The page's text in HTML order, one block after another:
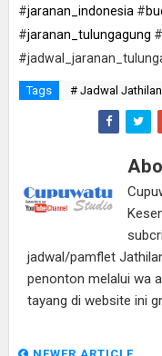
#jaranan_indonesia #
#jaranan_tulungagung
Tags # Jadwal
jadwal/pamflet
penonton melalui wa
tayang di website ini